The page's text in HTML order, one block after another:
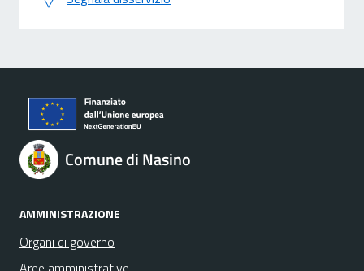
Comune di Nasino
AMMINISTRAZIONE
Organi di governo